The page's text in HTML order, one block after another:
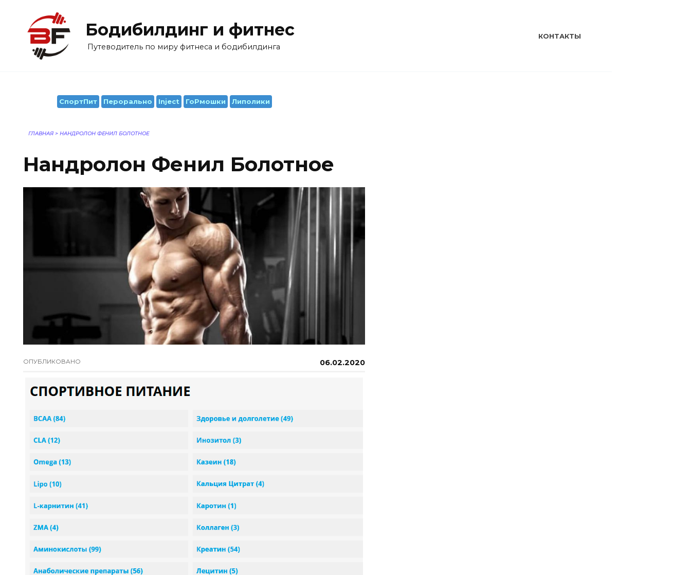
содержанию
Бодибилдинг и фитнес
Путеводитель по миру фитнеса и бодибилдинга
КОНТАКТЫ
СпортПит Перорально Inject ГоРмошки Липолики
ГЛАВНАЯ > НАНДРОЛОН ФЕНИЛ БОЛОТНОЕ
Нандролон Фенил Болотное
ОПУБЛИКОВАНО 06.02.2020